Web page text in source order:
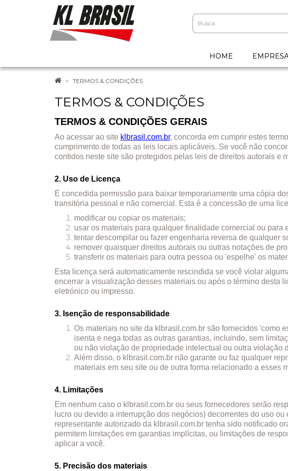
HOME
TERMOS & CONDIÇÕES
TERMOS & CONDIÇÕES
TERMOS & CONDIÇÕES GERAIS
Ao acessar ao site klbrasil.com.br, concorda em cumprir estes
cumprimento de todas as leis locais aplicáveis. Se você não
contidos neste site são protegidos pelas leis de direitos autorais e
2. Uso de Licença
É concedida permissão para baixar temporariamente uma cópia
transitória pessoal e não comercial. Esta é a concessão de uma
modificar ou copiar os materiais;
usar os materiais para qualquer finalidade comercial ou
tentar descompilar ou fazer engenharia reversa de qualquer
remover quaisquer direitos autorais ou outras notações de
transferir os materiais para outra pessoa ou 'espelhe' os
Esta licença será automaticamente rescindida se você violar
encerrar a visualização desses materiais ou após o término desta
eletrónico ou impresso.
3. Isenção de responsabilidade
Os materiais no site da klbrasil.com.br são fornecidos 'como
isenta e nega todas as outras garantias, incluindo, sem
ou não violação de propriedade intelectual ou outra violação
Além disso, o klbrasil.com.br não garante ou faz qualquer
materiais em seu site ou de outra forma relacionado a esses
4. Limitações
Em nenhum caso o klbrasil.com.br ou seus fornecedores serão
lucro ou devido a interrupção dos negócios) decorrentes do uso
representante autorizado da klbrasil.com.br tenha sido notificado
permitem limitações em garantias implícitas, ou limitações de
aplicar a você.
5. Precisão dos materiais